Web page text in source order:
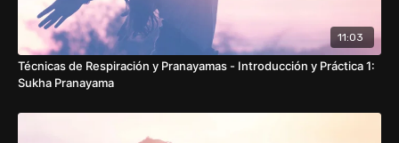
11:03
Técnicas de Respiración y Pranayamas - Introducción y Práctica 1:
Sukha Pranayama